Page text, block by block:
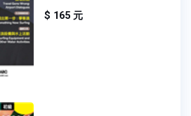
$ 165 元